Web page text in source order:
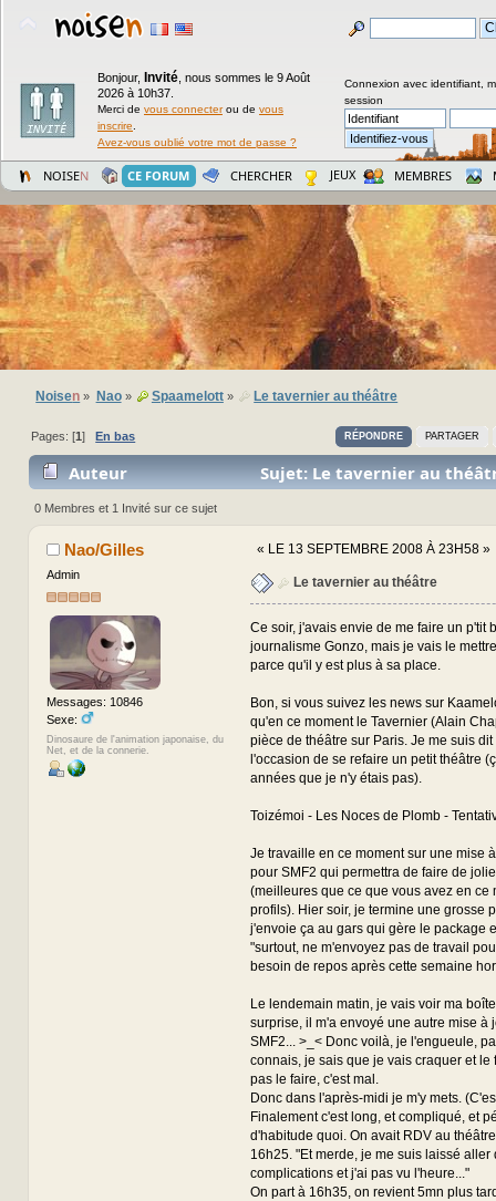
Bonjour, Invité nous sommes le 9 Août
2026 à 10h37.
Merci de vous connecterou de vous
inscrire
Avez-vous oublié votre mot de passe ?
Connexion avec identifiant,
session
NOISEN CE FORUM CHERCHER JEUX MEMBRES
Noisen » Nao» Spaamelott» Le tavernier au théâtre
RÉPONDRE PARTAGER
Pages: [1]En bas
Auteur
Sujet: Le tavernier au
fois)
0 Membres et 1 Invité sur ce sujet
Nao/Gilles
Admin
Messages: 10846
Sexe:
Dinosaure de l'animation japonaise, du
Net, et de la connerie.
« LE 13 SEPTEMBRE 2008 À 23H58 »
Le tavernier au théâtre
Ce soir, j'avais envie de me faire un p'tit
journalisme Gonzo, mais je vais le
parce qu'il y est plus à sa place.
Bon, si vous suivez les news sur
qu'en ce moment le Tavernier (Alain
pièce de théâtre sur Paris. Je me suis
l'occasion de se refaire un petit théâtre
années que je n'y étais pas).
Toizémoi - Les Noces de Plomb -
Je travaille en ce moment sur une mise
pour SMF2 qui permettra de faire de
(meilleures que ce que vous avez en ce
profils). Hier soir, je termine une grosse
j'envoie ça au gars qui gère le package
"surtout, ne m'envoyez pas de travail
besoin de repos après cette semaine
Le lendemain matin, je vais voir ma
surprise, il m'a envoyé une autre mise à
SMF2... >_< Donc voilà, je l'engueule,
connais, je sais que je vais craquer et le
pas le faire, c'est mal.
Donc dans l'après-midi je m'y mets.
Finalement c'est long, et compliqué, et
d'habitude quoi. On avait RDV au
16h25. "Et merde, je me suis laissé aller
complications et j'ai pas vu l'heure..."
On part à 16h35, on revient 5mn plus